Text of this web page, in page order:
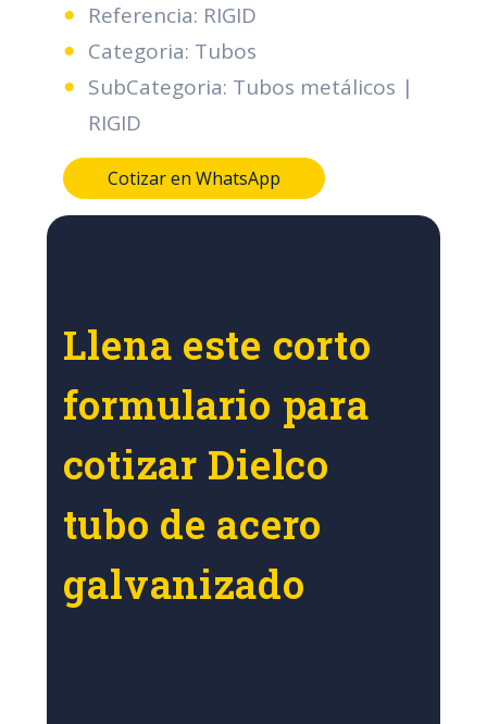
Referencia: RIGID
Categoria: Tubos
SubCategoria: Tubos metálicos |
RIGID
Cotizar en WhatsApp
Llena este corto
formulario para
cotizar Dielco
tubo de acero
galvanizado